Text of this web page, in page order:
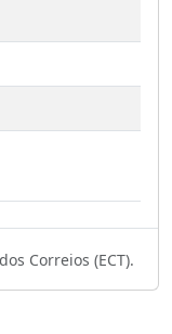
Correios (ECT).